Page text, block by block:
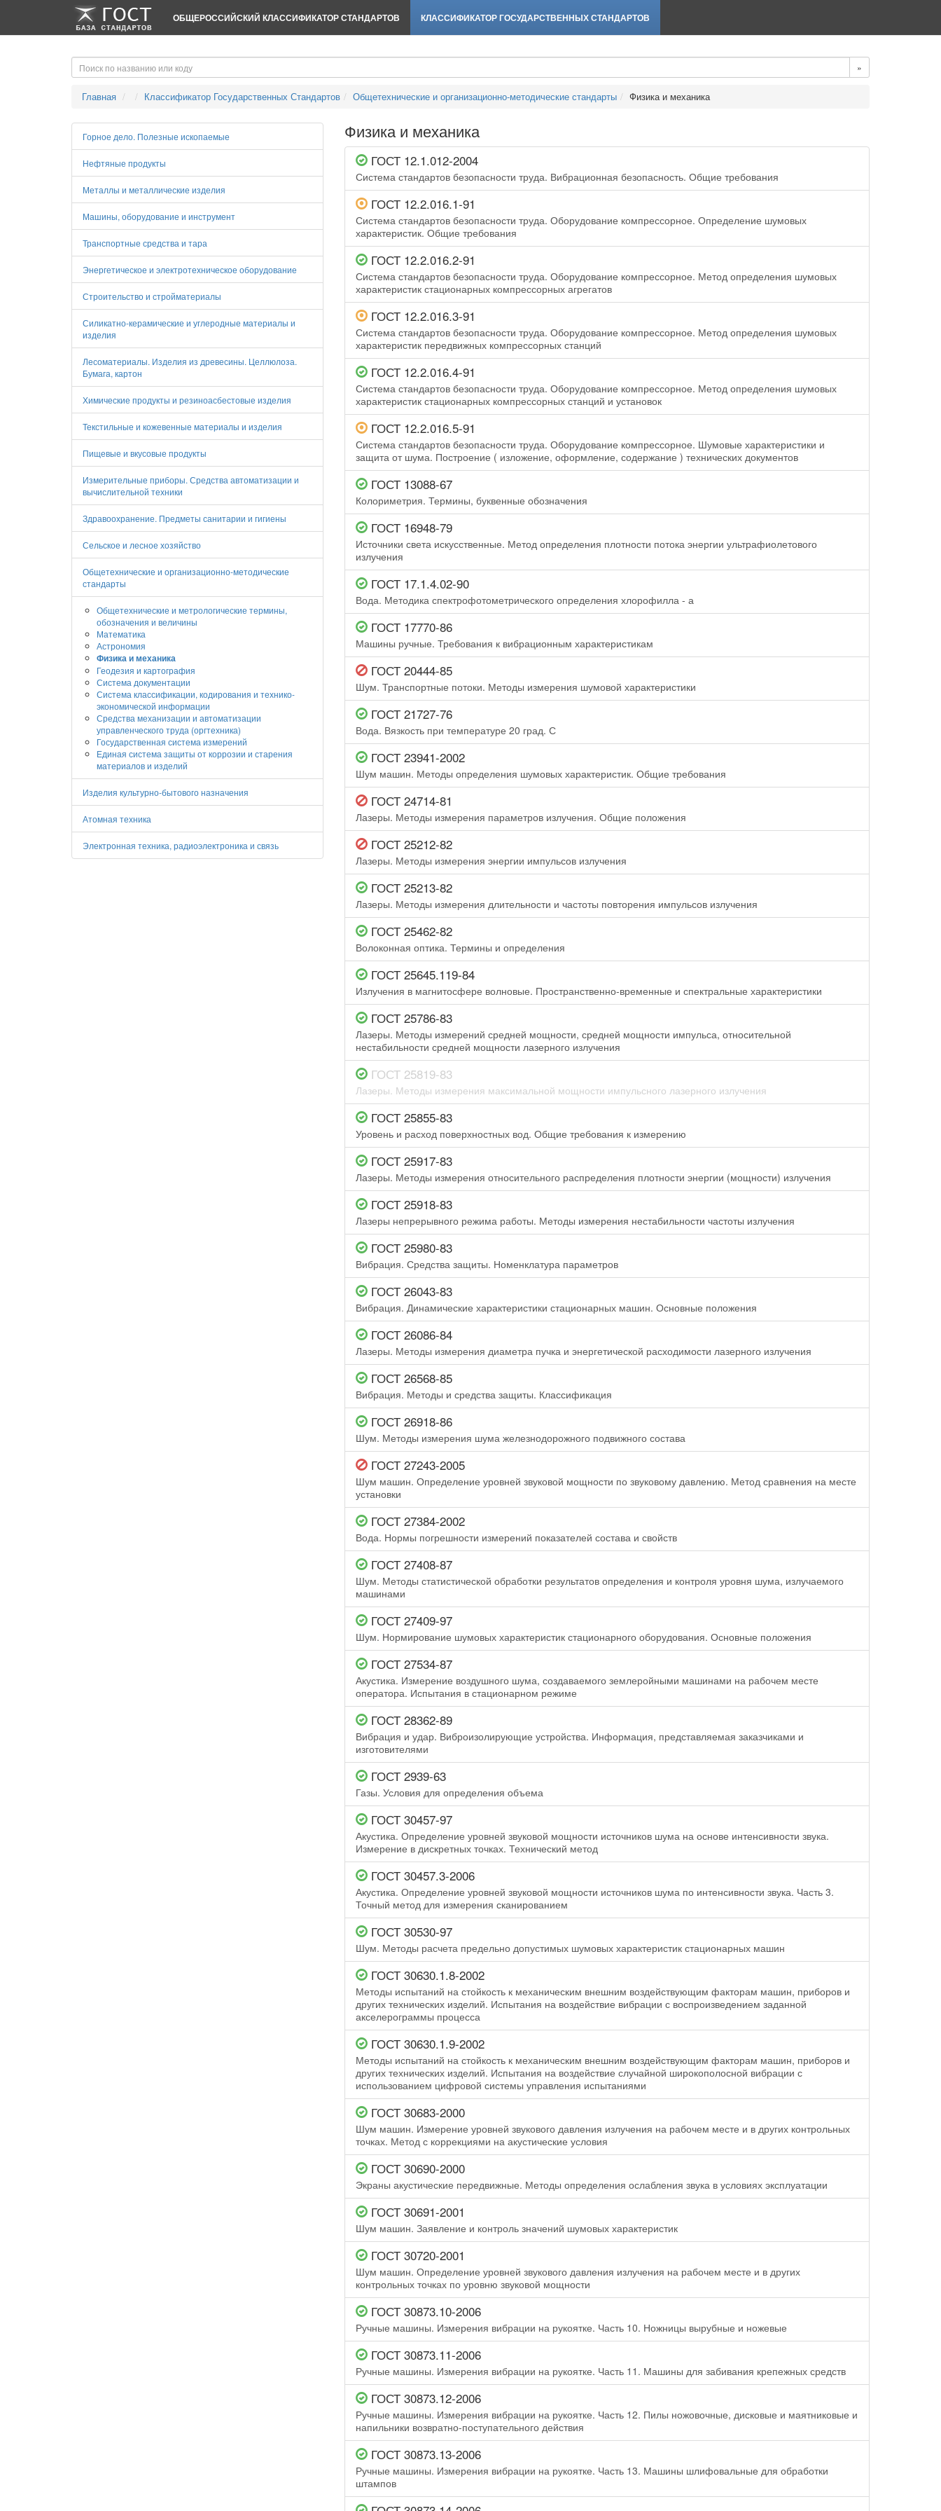
ОБЩЕРОССИЙСКИЙ КЛАССИФИКАТОР СТАНДАРТОВ КЛАССИФИКАТОР ГОСУДАРСТВЕННЫХ СТАНДАРТОВ
»
Главная Классификатор Государственных Стандартов Общетехнические и организационно-методические стандарты Физика и механика
Физика и механика
ГОСТ 12.1.012-2004
Система стандартов безопасности труда. Вибрационная безопасность. Общие требования
ГОСТ 12.2.016.1-91
Система стандартов безопасности труда. Оборудование компрессорное. Определение шумовых
характеристик. Общие требования
ГОСТ 12.2.016.2-91
Система стандартов безопасности труда. Оборудование компрессорное. Метод определения шумовых
характеристик стационарных компрессорных агрегатов
ГОСТ 12.2.016.3-91
Система стандартов безопасности труда. Оборудование компрессорное. Метод определения шумовых
характеристик передвижных компрессорных станций
ГОСТ 12.2.016.4-91
Система стандартов безопасности труда. Оборудование компрессорное. Метод определения шумовых
характеристик стационарных компрессорных станций и установок
ГОСТ 12.2.016.5-91
Система стандартов безопасности труда. Оборудование компрессорное. Шумовые характеристики и
защита от шума. Построение ( изложение, оформление, содержание ) технических документов
ГОСТ 13088-67
Колориметрия. Термины, буквенные обозначения
ГОСТ 16948-79
Источники света искусственные. Метод определения плотности потока энергии ультрафиолетового
излучения
ГОСТ 17.1.4.02-90
Вода. Методика спектрофотометрического определения хлорофилла - а
ГОСТ 17770-86
Машины ручные. Требования к вибрационным характеристикам
ГОСТ 20444-85
Шум. Транспортные потоки. Методы измерения шумовой характеристики
ГОСТ 21727-76
Вода. Вязкость при температуре 20 град. С
ГОСТ 23941-2002
Шум машин. Методы определения шумовых характеристик. Общие требования
ГОСТ 24714-81
Лазеры. Методы измерения параметров излучения. Общие положения
ГОСТ 25212-82
Лазеры. Методы измерения энергии импульсов излучения
ГОСТ 25213-82
Лазеры. Методы измерения длительности и частоты повторения импульсов излучения
ГОСТ 25462-82
Волоконная оптика. Термины и определения
ГОСТ 25645.119-84
Излучения в магнитосфере волновые. Пространственно-временные и спектральные характеристики
ГОСТ 25786-83
Лазеры. Методы измерений средней мощности, средней мощности импульса, относительной
нестабильности средней мощности лазерного излучения
ГОСТ 25819-83
Лазеры. Методы измерения максимальной мощности импульсного лазерного излучения
ГОСТ 25855-83
Уровень и расход поверхностных вод. Общие требования к измерению
ГОСТ 25917-83
Лазеры. Методы измерения относительного распределения плотности энергии (мощности) излучения
ГОСТ 25918-83
Лазеры непрерывного режима работы. Методы измерения нестабильности частоты излучения
ГОСТ 25980-83
Вибрация. Средства защиты. Номенклатура параметров
ГОСТ 26043-83
Вибрация. Динамические характеристики стационарных машин. Основные положения
ГОСТ 26086-84
Лазеры. Методы измерения диаметра пучка и энергетической расходимости лазерного излучения
ГОСТ 26568-85
Вибрация. Методы и средства защиты. Классификация
ГОСТ 26918-86
Шум. Методы измерения шума железнодорожного подвижного состава
ГОСТ 27243-2005
Шум машин. Определение уровней звуковой мощности по звуковому давлению. Метод сравнения на месте
установки
ГОСТ 27384-2002
Вода. Нормы погрешности измерений показателей состава и свойств
ГОСТ 27408-87
Шум. Методы статистической обработки результатов определения и контроля уровня шума, излучаемого
машинами
ГОСТ 27409-97
Шум. Нормирование шумовых характеристик стационарного оборудования. Основные положения
ГОСТ 27534-87
Акустика. Измерение воздушного шума, создаваемого землеройными машинами на рабочем месте
оператора. Испытания в стационарном режиме
ГОСТ 28362-89
Вибрация и удар. Виброизолирующие устройства. Информация, представляемая заказчиками и
изготовителями
ГОСТ 2939-63
Газы. Условия для определения объема
ГОСТ 30457-97
Акустика. Определение уровней звуковой мощности источников шума на основе интенсивности звука.
Измерение в дискретных точках. Технический метод
ГОСТ 30457.3-2006
Акустика. Определение уровней звуковой мощности источников шума по интенсивности звука. Часть 3.
Точный метод для измерения сканированием
ГОСТ 30530-97
Шум. Методы расчета предельно допустимых шумовых характеристик стационарных машин
ГОСТ 30630.1.8-2002
Методы испытаний на стойкость к механическим внешним воздействующим факторам машин, приборов и
других технических изделий. Испытания на воздействие вибрации с воспроизведением заданной
акселерограммы процесса
ГОСТ 30630.1.9-2002
Методы испытаний на стойкость к механическим внешним воздействующим факторам машин, приборов и
других технических изделий. Испытания на воздействие случайной широкополосной вибрации с
использованием цифровой системы управления испытаниями
ГОСТ 30683-2000
Шум машин. Измерение уровней звукового давления излучения на рабочем месте и в других контрольных
точках. Метод с коррекциями на акустические условия
ГОСТ 30690-2000
Экраны акустические передвижные. Методы определения ослабления звука в условиях эксплуатации
ГОСТ 30691-2001
Шум машин. Заявление и контроль значений шумовых характеристик
ГОСТ 30720-2001
Шум машин. Определение уровней звукового давления излучения на рабочем месте и в других
контрольных точках по уровню звуковой мощности
ГОСТ 30873.10-2006
Ручные машины. Измерения вибрации на рукоятке. Часть 10. Ножницы вырубные и ножевые
ГОСТ 30873.11-2006
Ручные машины. Измерения вибрации на рукоятке. Часть 11. Машины для забивания крепежных средств
ГОСТ 30873.12-2006
Ручные машины. Измерения вибрации на рукоятке. Часть 12. Пилы ножовочные, дисковые и маятниковые и
напильники возвратно-поступательного действия
ГОСТ 30873.13-2006
Ручные машины. Измерения вибрации на рукоятке. Часть 13. Машины шлифовальные для обработки
штампов
Горное дело. Полезные ископаемые
Нефтяные продукты
Металлы и металлические изделия
Машины, оборудование и инструмент
Транспортные средства и тара
Энергетическое и электротехническое оборудование
Строительство и стройматериалы
Силикатно-керамические и углеродные материалы и
изделия
Лесоматериалы. Изделия из древесины. Целлюлоза.
Бумага, картон
Химические продукты и резиноасбестовые изделия
Текстильные и кожевенные материалы и изделия
Пищевые и вкусовые продукты
Измерительные приборы. Средства автоматизации и
вычислительной техники
Здравоохранение. Предметы санитарии и гигиены
Сельское и лесное хозяйство
Общетехнические и организационно-методические
стандарты
Общетехнические и метрологические термины,
обозначения и величины
Математика
Астрономия
Физика и механика
Геодезия и картография
Система документации
Система классификации, кодирования и технико-
экономической информации
Средства механизации и автоматизации
управленческого труда (оргтехника)
Государственная система измерений
Единая система защиты от коррозии и старения
материалов и изделий
Изделия культурно-бытового назначения
Атомная техника
Электронная техника, радиоэлектроника и связь